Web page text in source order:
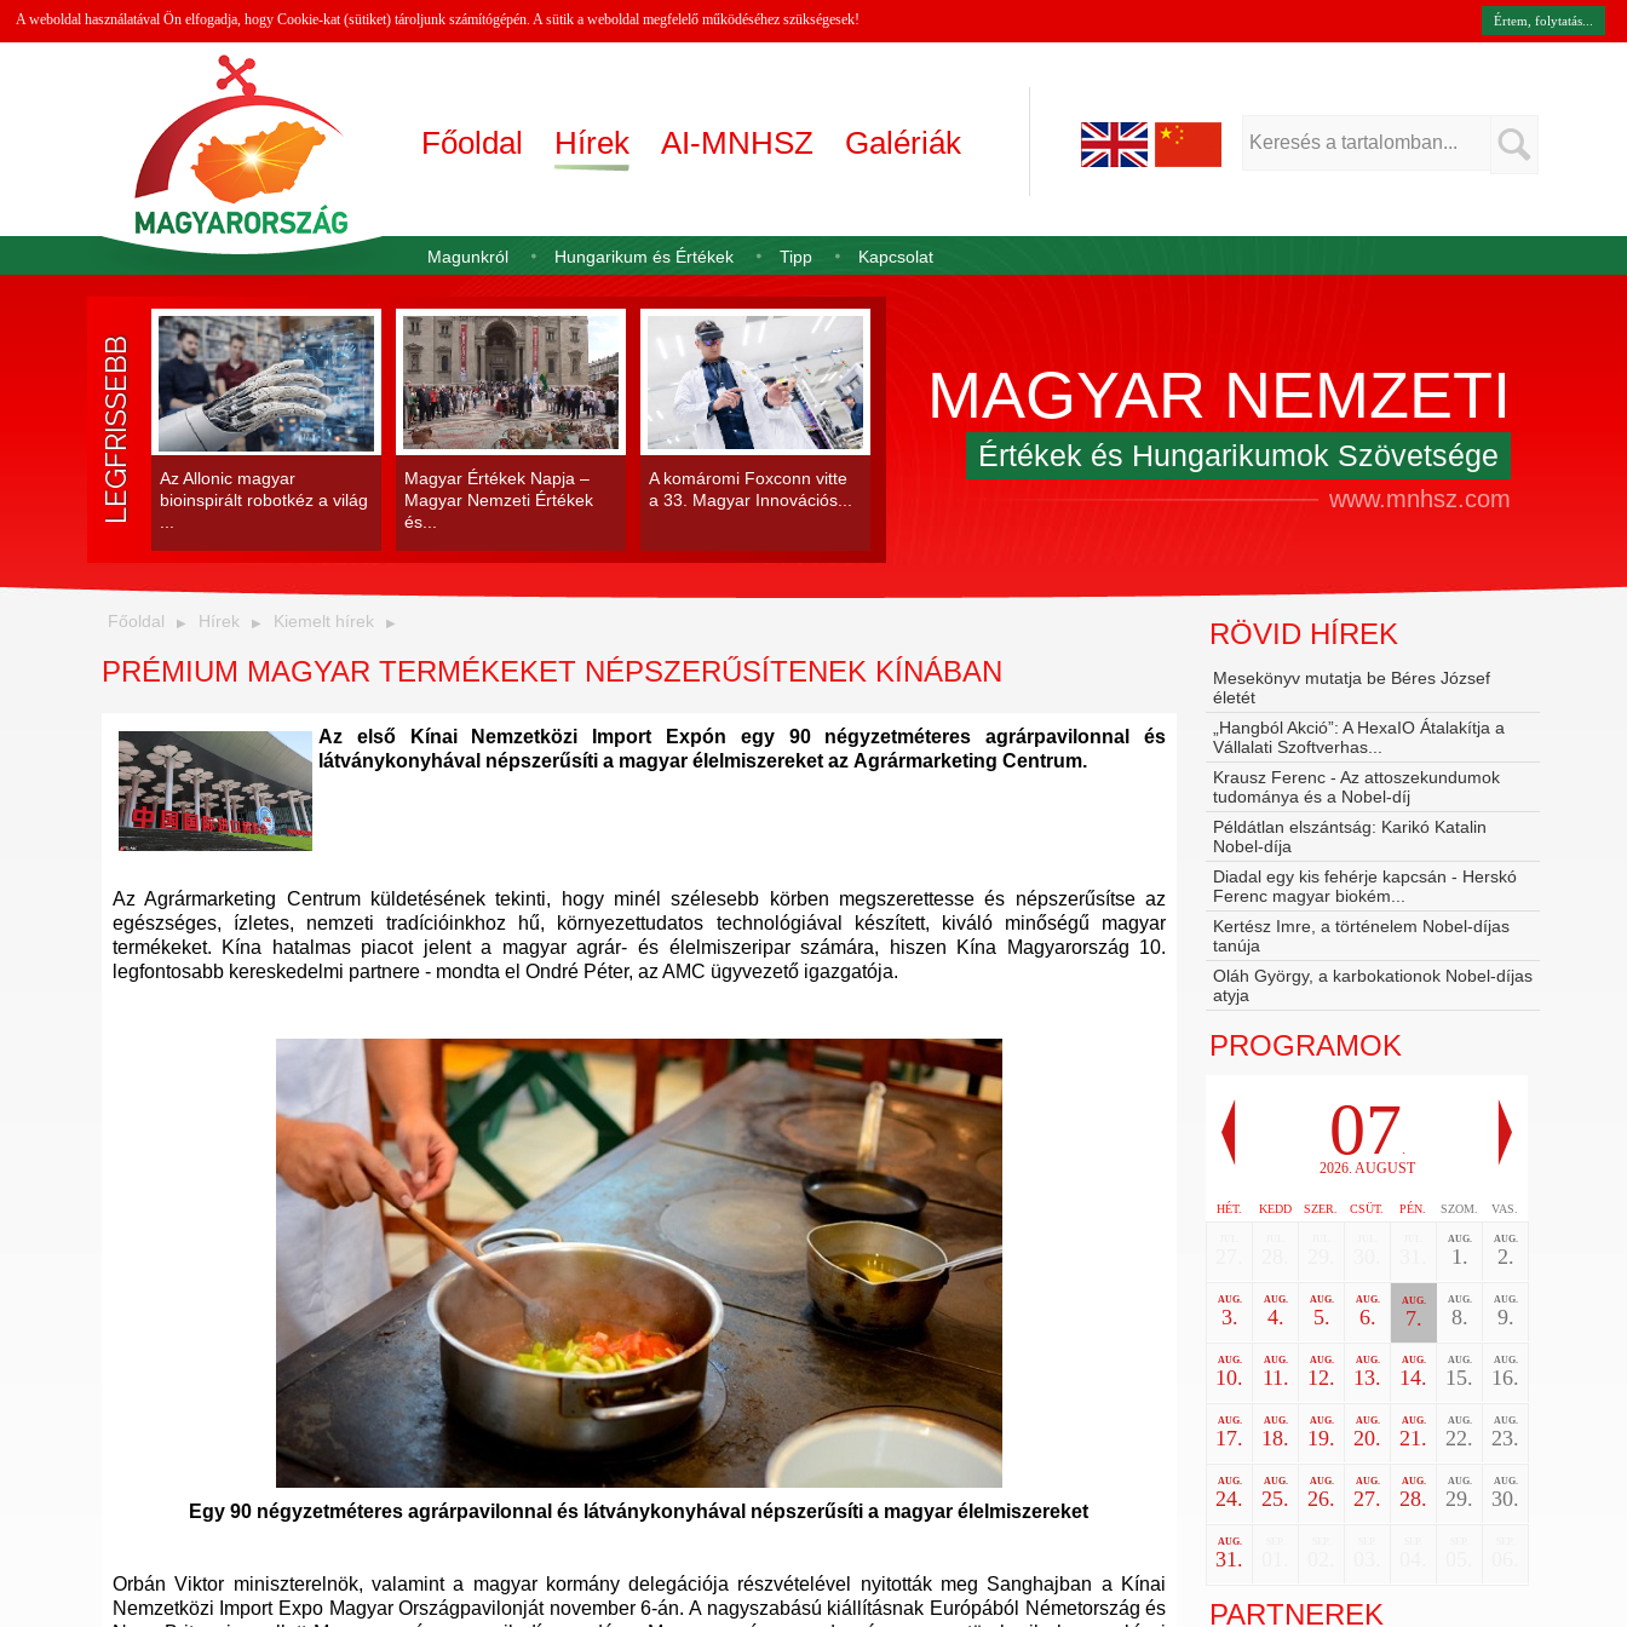
A weboldal használatával Ön elfogadja, hogy Cookie-kat (sütiket) tároljunk számítógépén. A sütik a weboldal megfelelő működéséhez szükségesek! Értem, folytatás...
Főoldal Hírek AI-MNHSZ Galériák
Magunkról Hungarikum és Értékek Tipp Kapcsolat
LEGFRISSEBB
Az Allonic magyar
bioinspirált robotkéz a világ
Magyar Értékek Napja –
Magyar Nemzeti Értékek
és...
A komáromi Foxconn vitte
a 33. Magyar Innovációs...
MAGYAR NEMZETI
Értékek és Hungarikumok Szövetsége
www.mnhsz.com
Főoldal Hírek Kiemelt hírek
PRÉMIUM MAGYAR TERMÉKEKET NÉPSZERŰSÍTENEK KÍNÁBAN
Az első Kínai Nemzetközi Import Expón egy 90 négyzetméteres agrárpavilonnal és
látványkonyhával népszerűsíti a magyar élelmiszereket az Agrármarketing Centrum.
Az Agrármarketing Centrum küldetésének tekinti, hogy minél szélesebb körben megszerettesse és népszerűsítse az
egészséges, ízletes, nemzeti tradícióinkhoz hű, környezettudatos technológiával készített, kiváló minőségű magyar
termékeket. Kína hatalmas piacot jelent a magyar agrár- és élelmiszeripar számára, hiszen Kína Magyarország 10.
legfontosabb kereskedelmi partnere - mondta el Ondré Péter, az AMC ügyvezető igazgatója.
Egy 90 négyzetméteres agrárpavilonnal és látványkonyhával népszerűsíti a magyar élelmiszereket
Orbán Viktor miniszterelnök, valamint a magyar kormány delegációja részvételével nyitották meg Sanghajban a Kínai
Nemzetközi Import Expo Magyar Országpavilonját november 6-án. A nagyszabású kiállításnak Európából Németország és
RÖVID HÍREK
Mesekönyv mutatja be Béres József
életét
„Hangból Akció”: A HexaIO Átalakítja a
Vállalati Szoftverhas...
Krausz Ferenc - Az attoszekundumok
tudománya és a Nobel‑díj
Példátlan elszántság: Karikó Katalin
Nobel-díja
Diadal egy kis fehérje kapcsán - Herskó
Ferenc magyar biokém...
Kertész Imre, a történelem Nobel-díjas
tanúja
Oláh György, a karbokationok Nobel-díjas
atyja
PROGRAMOK
07.
2026. AUGUST
HÉT. KEDD SZER. CSÜT. PÉN. SZOM. VAS.
AUG.
1.
AUG.
2.
AUG.
3.
AUG.
4.
AUG.
5.
AUG.
6.
AUG.
7.
AUG.
8.
AUG.
9.
AUG.
10.
AUG.
11.
AUG.
12.
AUG.
13.
AUG.
14.
AUG.
15.
AUG.
16.
AUG.
17.
AUG.
18.
AUG.
19.
AUG.
20.
AUG.
21.
AUG.
22.
AUG.
23.
AUG.
24.
AUG.
25.
AUG.
26.
AUG.
27.
AUG.
28.
AUG.
29.
AUG.
30.
AUG.
31.
PARTNEREK